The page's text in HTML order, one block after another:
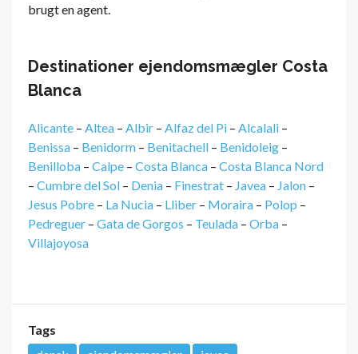
brugt en agent.
Destinationer ejendomsmægler Costa
Blanca
Alicante – Altea – Albir – Alfaz del Pi – Alcalali –
Benissa – Benidorm – Benitachell – Benidoleig –
Benilloba – Calpe – Costa Blanca – Costa Blanca Nord
– Cumbre del Sol – Denia – Finestrat – Javea – Jalon –
Jesus Pobre – La Nucia – Lliber – Moraira – Polop –
Pedreguer – Gata de Gorgos – Teulada – Orba –
Villajoyosa
Tags